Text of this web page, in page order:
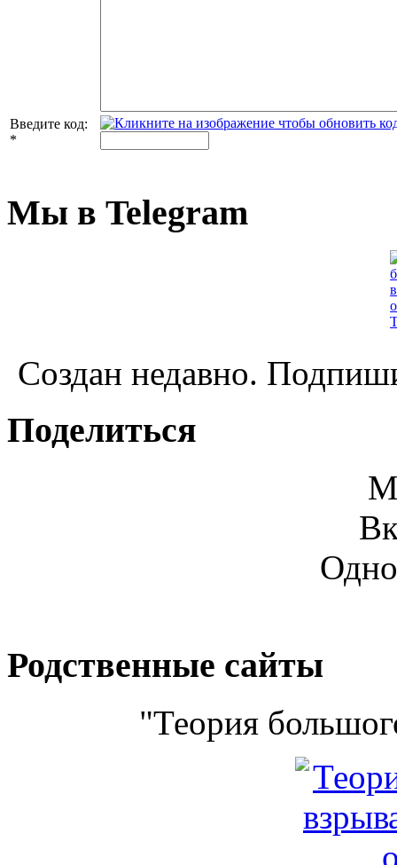
Введите код:
*
Мы в Telegram
Создан недавно.
Поделиться
Родственные сайты
"Теория